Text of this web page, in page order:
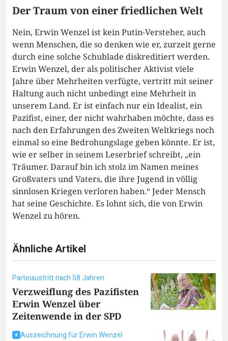
Der Traum von einer friedlichen Welt
Nein, Erwin Wenzel ist kein Putin-Versteher, auch
wenn Menschen, die so denken wie er, zurzeit gerne
durch eine solche Schublade diskreditiert werden.
Erwin Wenzel, der als politischer Aktivist viele
Jahre über Mehrheiten verfügte, vertritt mit seiner
Haltung auch nicht unbedingt eine Mehrheit in
unserem Land. Er ist einfach nur ein Idealist, ein
Pazifist, einer, der nicht wahrhaben möchte, dass es
nach den Erfahrungen des Zweiten Weltkriegs noch
einmal so eine Bedrohungslage geben könnte. Er ist,
wie er selber in seinem Leserbrief schreibt, „ein
Träumer. Darauf bin ich stolz im Namen meines
Großvaters und Vaters, die ihre Jugend in völlig
sinnlosen Kriegen verloren haben.“ Jeder Mensch
hat seine Geschichte. Es lohnt sich, die von Erwin
Wenzel zu hören.
Ähnliche Artikel
Parteiaustritt nach 58 Jahren
Verzweiflung des Pazifisten
Erwin Wenzel über
Zeitenwende in der SPD
Auszeichnung für Erwin Wenzel